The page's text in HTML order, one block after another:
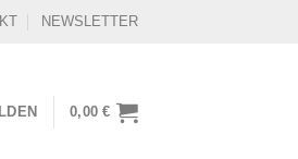
NEWSLETTER
0,00€